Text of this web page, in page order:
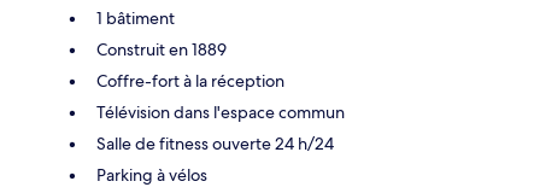
1 bâtiment
Construit en 1889
Coffre-fort à la réception
Télévision dans l'espace commun
Salle de fitness ouverte 24 h/24
Parking à vélos